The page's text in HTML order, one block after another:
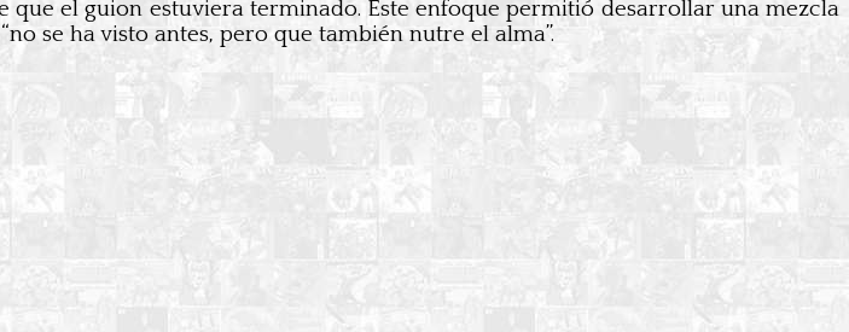
el guion estuviera terminado. Este enfoque permitió desarrollar una mezcla
se ha visto antes, pero que también nutre el alma”.